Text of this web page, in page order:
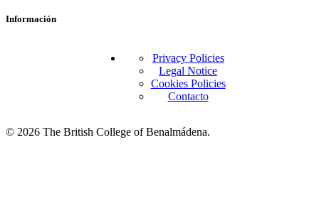
Información
Privacy Policies
Legal Notice
Cookies Policies
Contacto
© 2026 The British College of Benalmádena.